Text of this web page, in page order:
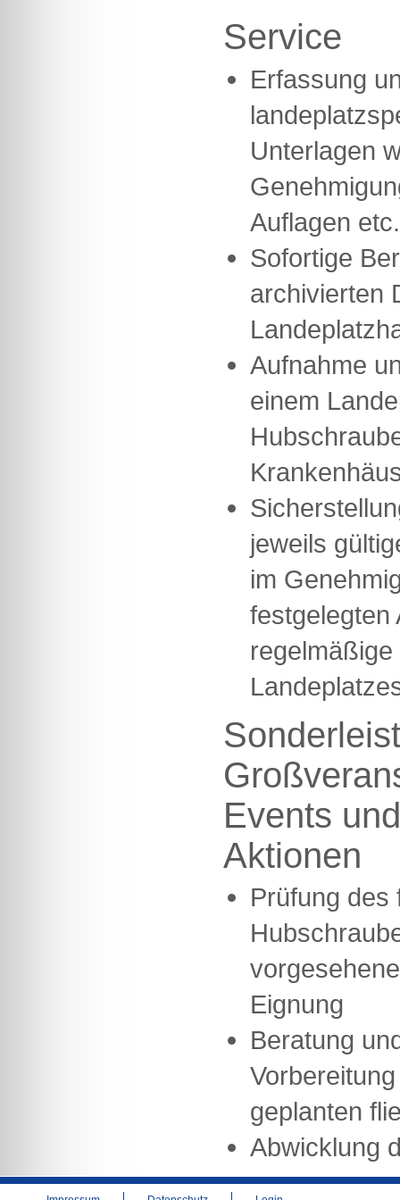
Service
Erfassung
Unterlagen
Auflagen etc.
Sofortige
archivierten
Aufnahme
einem
jeweils
im
festgelegten
Events
Aktionen
Prüfung des
Eignung
Beratung
geplanten
Abwicklung